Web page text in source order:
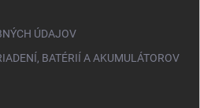
ÚDAJOV
BATÉRIÍ A AKUMULÁTOROV